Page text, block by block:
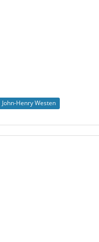
John-Henry Westen